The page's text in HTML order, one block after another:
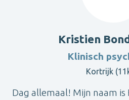
Kristien
Klinisch
Kortrijk
Dag allemaal! Mijn naam